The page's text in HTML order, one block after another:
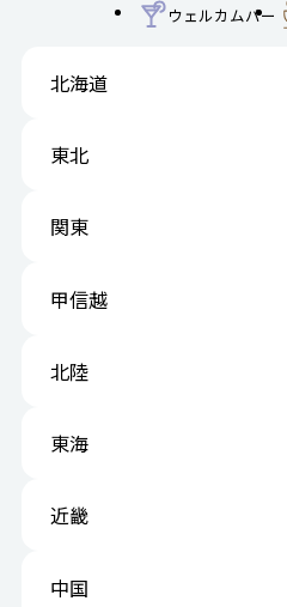
ウェルカムバー
北海道
東北
関東
甲信越
北陸
東海
近畿
中国